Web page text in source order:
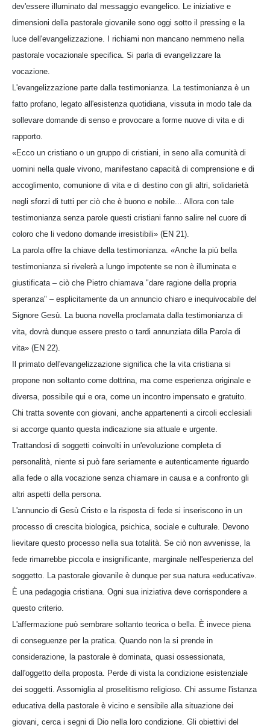
dev'essere illuminato dal messaggio evangelico. Le iniziative e
dimensioni della pastorale giovanile sono oggi sotto il pressing e la
luce dell'evangelizzazione. I richiami non mancano nemmeno nella
pastorale vocazionale specifica. Si parla di evangelizzare la
vocazione.
L'evangelizzazione parte dalla testimonianza. La testimonianza è un
fatto profano, legato all'esistenza quotidiana, vissuta in modo tale da
sollevare domande di senso e provocare a forme nuove di vita e di
rapporto.
«Ecco un cristiano o un gruppo di cristiani, in seno alla comunità di
uomini nella quale vivono, manifestano capacità di comprensione e di
accoglimento, comunione di vita e di destino con gli altri, solidarietà
negli sforzi di tutti per ciò che è buono e nobile... Allora con tale
testimonianza senza parole questi cristiani fanno salire nel cuore di
coloro che li vedono domande irresistibili» (EN 21).
La parola offre la chiave della testimonianza. «Anche la più bella
testimonianza si rivelerà a lungo impotente se non è illuminata e
giustificata – ciò che Pietro chiamava "dare ragione della propria
speranza" – esplicitamente da un annuncio chiaro e inequivocabile del
Signore Gesù. La buona novella proclamata dalla testimonianza di
vita, dovrà dunque essere presto o tardi annunziata dilla Parola di
vita» (EN 22).
Il primato dell'evangelizzazione significa che la vita cristiana si
propone non soltanto come dottrina, ma come esperienza originale e
diversa, possibile qui e ora, come un incontro impensato e gratuito.
Chi tratta sovente con giovani, anche appartenenti a circoli ecclesiali
si accorge quanto questa indicazione sia attuale e urgente.
Trattandosi di soggetti coinvolti in un'evoluzione completa di
personalità, niente si può fare seriamente e autenticamente riguardo
alla fede o alla vocazione senza chiamare in causa e a confronto gli
altri aspetti della persona.
L'annuncio di Gesù Cristo e la risposta di fede si inseriscono in un
processo di crescita biologica, psichica, sociale e culturale. Devono
lievitare questo processo nella sua totalità. Se ciò non avvenisse, la
fede rimarrebbe piccola e insignificante, marginale nell'esperienza del
soggetto. La pastorale giovanile è dunque per sua natura «educativa».
È una pedagogia cristiana. Ogni sua iniziativa deve corrispondere a
questo criterio.
L'affermazione può sembrare soltanto teorica o bella. È invece piena
di conseguenze per la pratica. Quando non la si prende in
considerazione, la pastorale è dominata, quasi ossessionata,
dall'oggetto della proposta. Perde di vista la condizione esistenziale
dei soggetti. Assomiglia al proselitismo religioso. Chi assume l'istanza
educativa della pastorale è vicino e sensibile alla situazione dei
giovani, cerca i segni di Dio nella loro condizione. Gli obiettivi del